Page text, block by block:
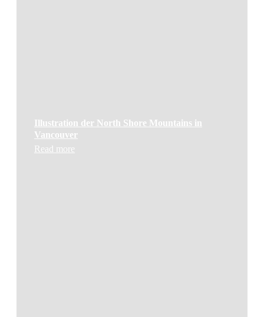
Illustration der North Shore Mountains in
Vancouver
Read more